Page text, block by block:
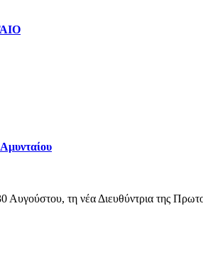
Αυγούστου, τη νέα Διευθύντρια της